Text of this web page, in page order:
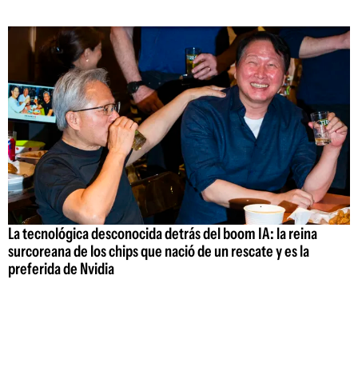
La tecnológica desconocida detrás del boom IA: la reina
surcoreana de los chips que nació de un rescate y es la
preferida de Nvidia